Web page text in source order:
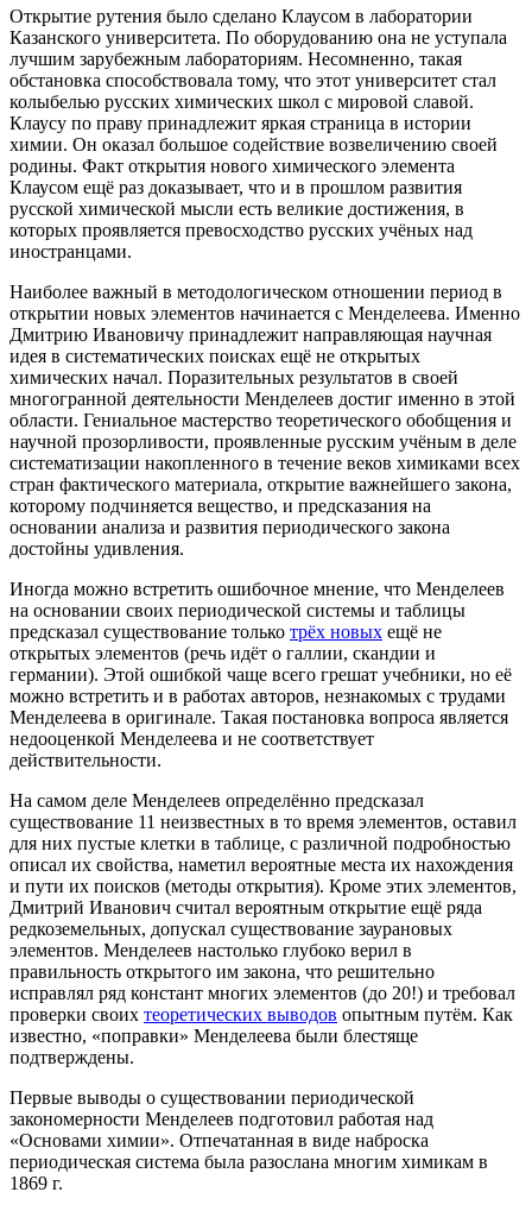
Открытие рутения было сделано Клаусом в лаборатории
Казанского университета. По оборудованию она не уступала
лучшим зарубежным лабораториям. Несомненно, такая
обстановка способствовала тому, что этот университет стал
колыбелью русских химических школ с мировой славой.
Клаусу по праву принадлежит яркая страница в истории
химии. Он оказал большое содействие возвеличению своей
родины. Факт открытия нового химического элемента
Клаусом ещё раз доказывает, что и в прошлом развития
русской химической мысли есть великие достижения, в
которых проявляется превосходство русских учёных над
иностранцами.
Наиболее важный в методологическом отношении период в
открытии новых элементов начинается с Менделеева. Именно
Дмитрию Ивановичу принадлежит направляющая научная
идея в систематических поисках ещё не открытых
химических начал. Поразительных результатов в своей
многогранной деятельности Менделеев достиг именно в этой
области. Гениальное мастерство теоретического обобщения и
научной прозорливости, проявленные русским учёным в деле
систематизации накопленного в течение веков химиками всех
стран фактического материала, открытие важнейшего закона,
которому подчиняется вещество, и предсказания на
основании анализа и развития периодического закона
достойны удивления.
Иногда можно встретить ошибочное мнение, что Менделеев
на основании своих периодической системы и таблицы
предсказал существование только трёх новых ещё не
открытых элементов (речь идёт о галлии, скандии и
германии). Этой ошибкой чаще всего грешат учебники, но её
можно встретить и в работах авторов, незнакомых с трудами
Менделеева в оригинале. Такая постановка вопроса является
недооценкой Менделеева и не соответствует
действительности.
На самом деле Менделеев определённо предсказал
существование 11 неизвестных в то время элементов, оставил
для них пустые клетки в таблице, с различной подробностью
описал их свойства, наметил вероятные места их нахождения
и пути их поисков (методы открытия). Кроме этих элементов,
Дмитрий Иванович считал вероятным открытие ещё ряда
редкоземельных, допускал существование заурановых
элементов. Менделеев настолько глубоко верил в
правильность открытого им закона, что решительно
исправлял ряд констант многих элементов (до 20!) и требовал
проверки своих теоретических выводов опытным путём. Как
известно, «поправки» Менделеева были блестяще
подтверждены.
Первые выводы о существовании периодической
закономерности Менделеев подготовил работая над
«Основами химии». Отпечатанная в виде наброска
периодическая система была разослана многим химикам в
1869 г.